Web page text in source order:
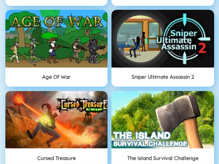
Age Of War Sniper Ultimate Assassin 2
Cursed Treasure The Island Survival Challenge